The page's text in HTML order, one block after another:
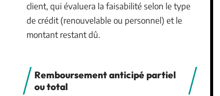
client, qui évaluera la faisabilité selon le type
de crédit (renouvelable ou personnel) et le
montant restant dû.
Remboursement anticipé partiel
ou total